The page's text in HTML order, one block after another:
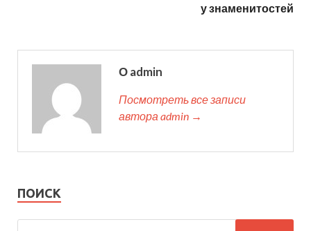
у знаменитостей
О admin
Посмотреть все записи
автора admin →
ПОИСК